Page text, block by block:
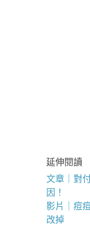
延伸閱讀
文章｜對
因！
影片｜痘
改掉